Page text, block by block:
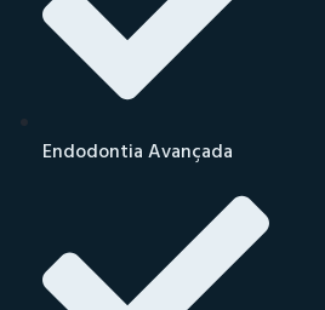
Endodontia Avançada